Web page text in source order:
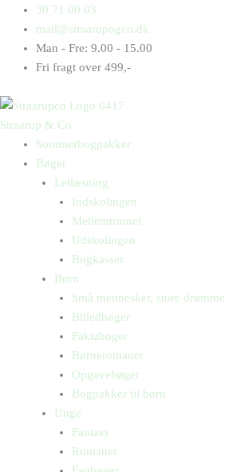
indholdet
30 71 00 03
mail@straarupogco.dk
Man - Fre: 9.00 - 15.00
Fri fragt over 499,-
Straarup & Co
Sommerbogpakker
Bøger
Letlæsning
Indskolingen
Mellemtrinnet
Udskolingen
Bogkasser
Børn
Små mennesker, store drømme
Billedbøger
Faktabøger
Børneromaner
Opgavebøger
Bogpakker til børn
Unge
Fantasy
Romaner
Products
search
Products
search
Schnee